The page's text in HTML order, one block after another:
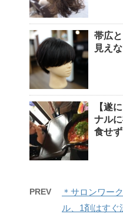
帯広
見え
【遂
ナル
食せず
PREV
＊サロンワー
ル、1剤はすぐ